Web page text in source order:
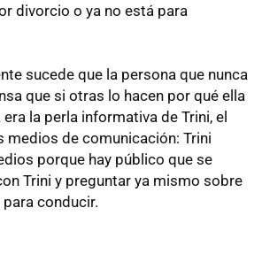
divorcio o ya no está para
sucede que la persona que nunca
que si otras lo hacen por qué ella
la perla informativa de Trini, el
medios de comunicación: Trini
porque hay público que se
Trini y preguntar ya mismo sobre
conducir.